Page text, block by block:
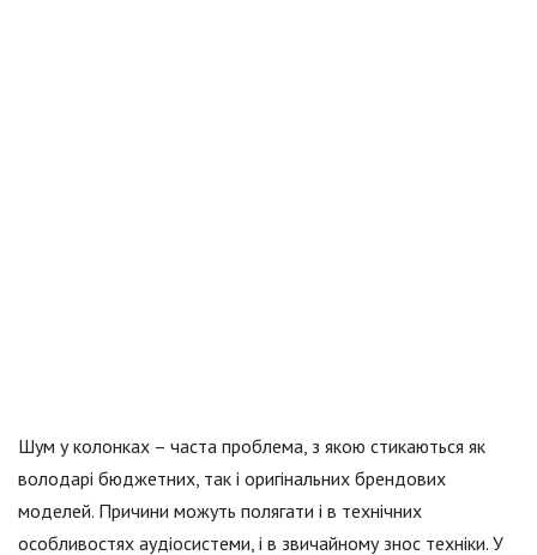
Шум у колонках – часта проблема, з якою стикаються як
володарі бюджетних, так і оригінальних брендових
моделей. Причини можуть полягати і в технічних
особливостях аудіосистеми, і в звичайному знос техніки. У